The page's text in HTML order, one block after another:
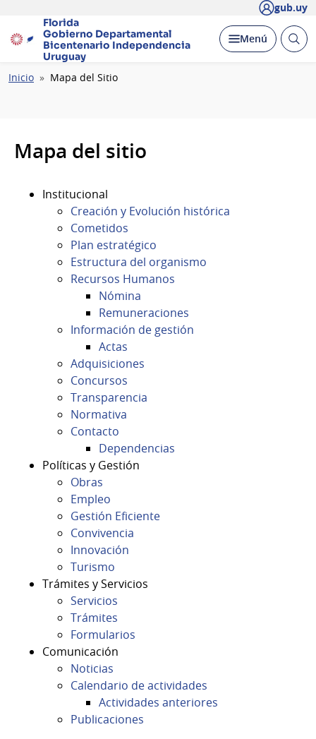
gub.uy
Florida
Gobierno Departamental
Bicentenario Independencia
Uruguay
Desplegar
Menú Abrir
Ruta
Inicio Mapa del Sitio
Mapa del sitio
Institucional
Creación y Evolución histórica
Cometidos
Plan estratégico
Estructura del organismo
Recursos Humanos
Nómina
Remuneraciones
Información de gestión
Actas
Adquisiciones
Concursos
Transparencia
Normativa
Contacto
Dependencias
Políticas y Gestión
Obras
Empleo
Gestión Eficiente
Convivencia
Innovación
Turismo
Trámites y Servicios
Servicios
Trámites
Formularios
Comunicación
Noticias
Calendario de actividades
Actividades anteriores
Publicaciones